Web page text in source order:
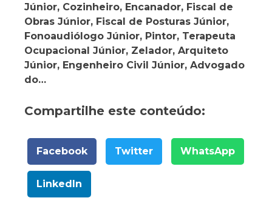
Júnior, Cozinheiro, Encanador, Fiscal de
Obras Júnior, Fiscal de Posturas Júnior,
Fonoaudiólogo Júnior, Pintor, Terapeuta
Ocupacional Júnior, Zelador, Arquiteto
Júnior, Engenheiro Civil Júnior, Advogado
do…
Compartilhe este conteúdo:
Facebook Twitter WhatsApp
LinkedIn